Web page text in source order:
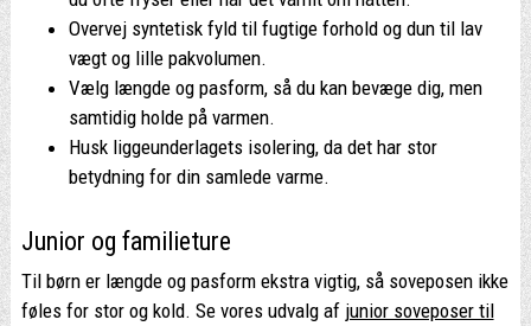
Overvej syntetisk fyld til fugtige forhold og dun til lav
vægt og lille pakvolumen.
Vælg længde og pasform, så du kan bevæge dig, men
samtidig holde på varmen.
Husk liggeunderlagets isolering, da det har stor
betydning for din samlede varme.
Junior og familieture
Til børn er længde og pasform ekstra vigtig, så soveposen ikke
føles for stor og kold. Se vores udvalg af junior soveposer til